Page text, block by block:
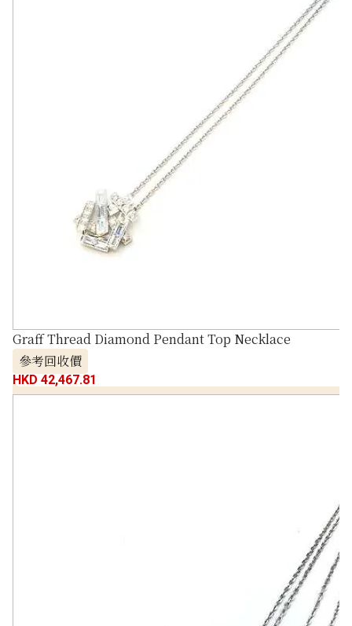
Graff Thread Diamond Pendant Top Necklace
參考回收價
HKD 42,467.81